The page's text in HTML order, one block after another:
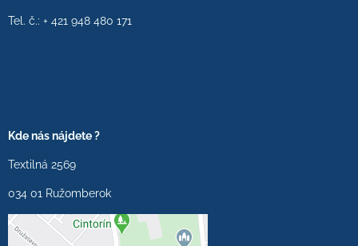
Tel. č.: + 421 948 480 171
Kde nás nájdete ?
Textilná 2569
034 01 Ružomberok